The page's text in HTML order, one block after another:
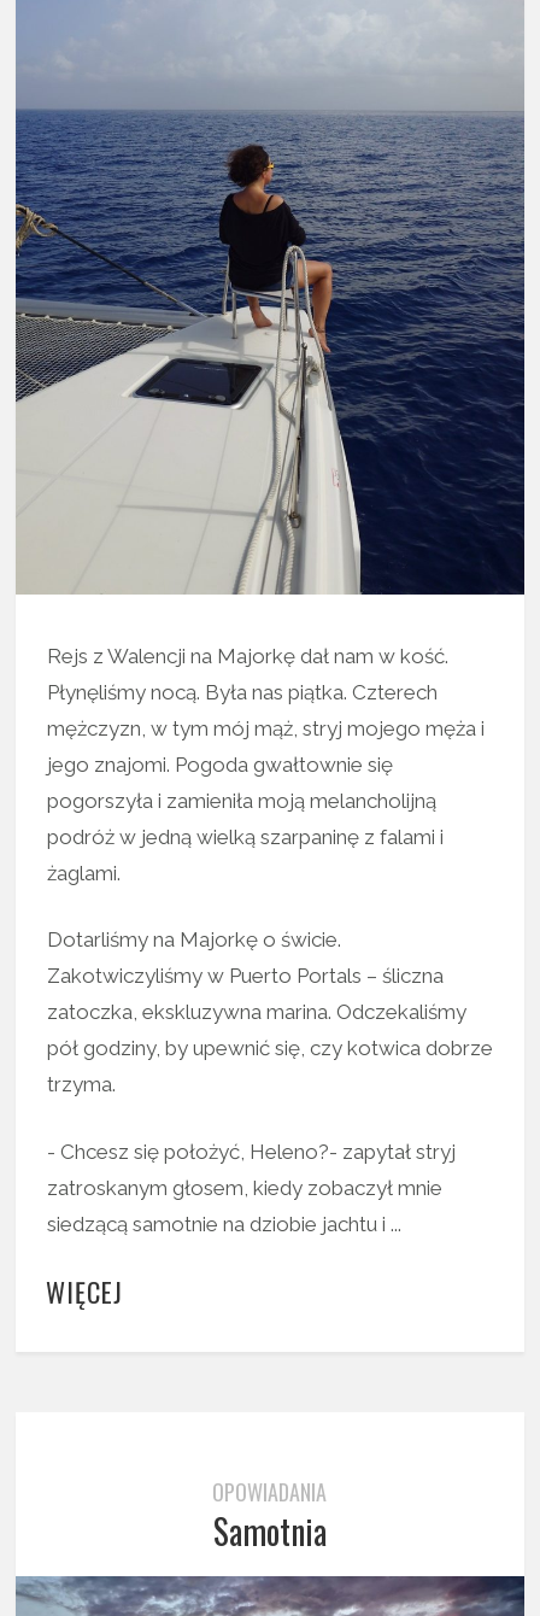
Rejs z Walencji na Majorkę dał nam w kość.
Płynęliśmy nocą. Była nas piątka. Czterech
mężczyzn, w tym mój mąż, stryj mojego męża i
jego znajomi. Pogoda gwałtownie się
pogorszyła i zamieniła moją melancholijną
podróż w jedną wielką szarpaninę z falami i
żaglami.
Dotarliśmy na Majorkę o świcie.
Zakotwiczyliśmy w Puerto Portals – śliczna
zatoczka, ekskluzywna marina. Odczekaliśmy
pół godziny, by upewnić się, czy kotwica dobrze
trzyma.
- Chcesz się położyć, Heleno?- zapytał stryj
zatroskanym głosem, kiedy zobaczył mnie
siedzącą samotnie na dziobie jachtu i ...
WIĘCEJ
OPOWIADANIA
Samotnia